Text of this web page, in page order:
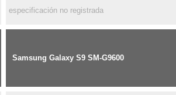
especificación no registrada
Samsung Galaxy S9 SM-G9600